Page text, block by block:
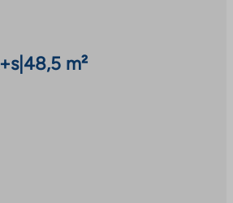
| 48,5 m²